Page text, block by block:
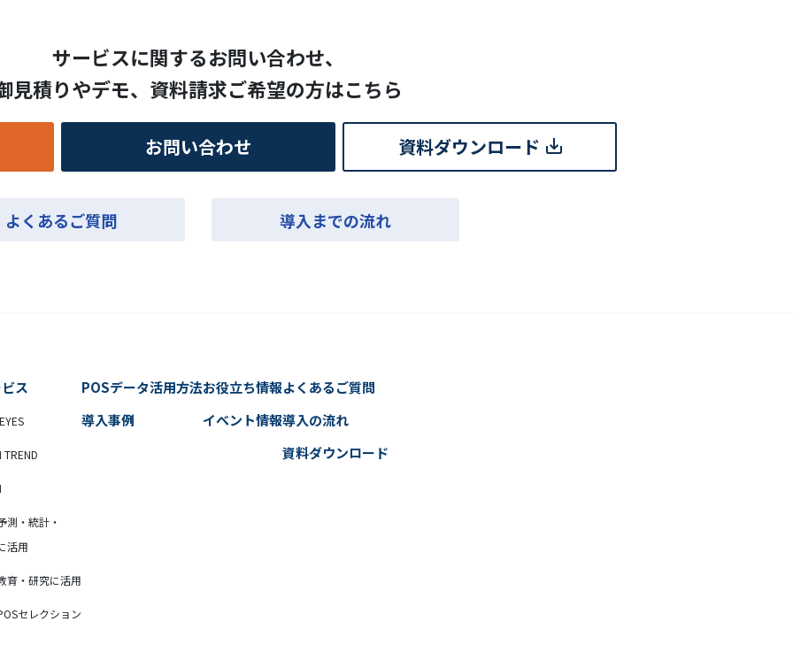
サービスに関するお問い合わせ、
見積りやデモ、 資料請求ご希望の方はこちら
お問い合わせ 資料ダウンロード
よくあるご質問 導入までの流れ
ス
TREND
測・統計・
活用
育・研究に活用
セレクション
POSデータ活用方法
導入事例
お役立ち情報
イベント情報
よくあるご質問
導入の流れ
資料ダウンロード